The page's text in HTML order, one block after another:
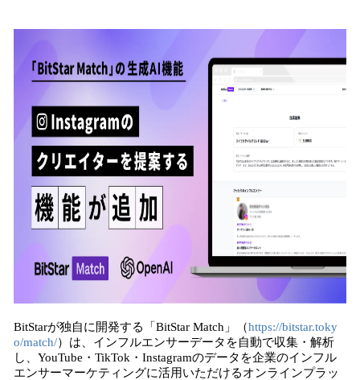
BitStarが独自に開発する「BitStar Match」（https://bitstar.toky
o/match/）は、インフルエンサーデータを自動で収集・解析
し、YouTube・TikTok・Instagramのデータを企業のインフル
エンサーマーケティングに活用いただけるオンラインプラッ